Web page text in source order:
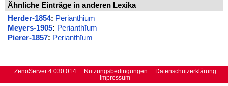
Ähnliche Einträge in anderen Lexika
Herder-1854: Perianthium
Meyers-1905: Perianthĭum
Pierer-1857: Perianthĭum
ZenoServer 4.030.014 Nutzungsbedingungen
Datenschutzerklärung
Impressum